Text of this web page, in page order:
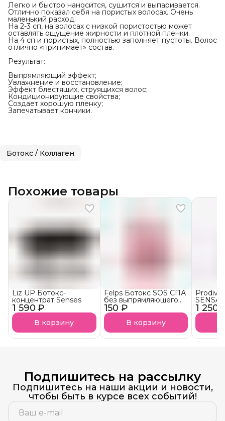
Легко и быстро наносится, сушится и выпаривается.
Отлично показал себя на пористых волосах. Очень
маленький расход.
На 2-3 сп, на волосах с низкой пористостью может
оставлять ощущение жирности и плотной пленки.
На 4 сп и пористых, полностью заполняет пустоты. Волос
отлично «принимает» состав.
Результат:
Выпрямляющий эффект;
Увлажнение и восстановление;
Эффект блестящих, струящихся волос;
Кондиционирующие свойства;
Создает хорошую пленку;
Запечатывает кончики.
Ботокс / Коллаген
Похожие товары
1 590 ₽
Liz UP Ботокс-
концентрат Senses
В корзину
150 ₽
Felps Ботокс SOS СПА
без выпрямляющего
эффекта АКЦИЯ!
В корзину
1 250
Prodiva
Подпишитесь на рассылку
Подпишитесь на наши акции и новости,
чтобы быть в курсе всех событий!